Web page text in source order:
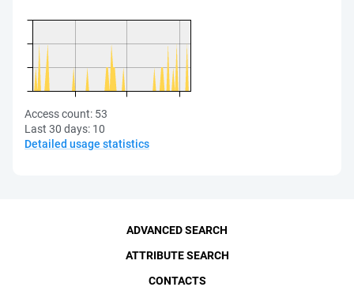
Access count: 53
Last 30 days: 10
Detailed usage statistics
ADVANCED SEARCH
ATTRIBUTE SEARCH
CONTACTS